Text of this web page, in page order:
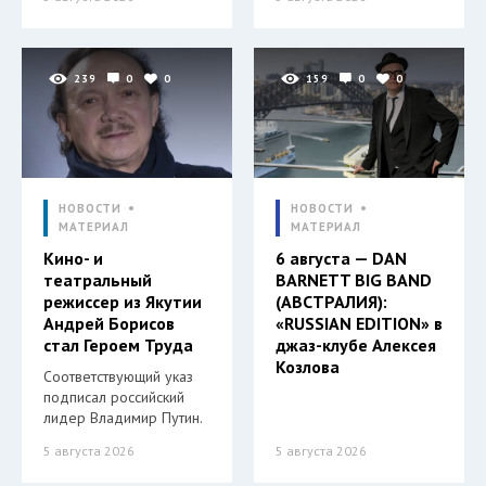
239 0 0
НОВОСТИ
МАТЕРИАЛ
Кино- и
театральный
режиссер из Якутии
Андрей Борисов
стал Героем Труда
Соответствующий указ
подписал российский
лидер Владимир Путин.
5 августа 2026
159 0 0
НОВОСТИ
МАТЕРИАЛ
6 августа — DAN
BARNETT BIG BAND
(АВСТРАЛИЯ):
«RUSSIAN EDITION» в
джаз-клубе Алексея
Козлова
5 августа 2026